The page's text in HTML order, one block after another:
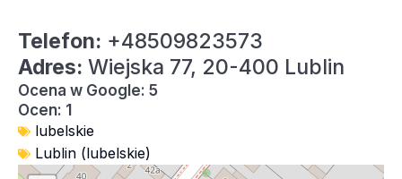
Telefon: +48509823573
Adres: Wiejska 77, 20-400 Lublin
Ocena w Google: 5
Ocen: 1
lubelskie
Lublin (lubelskie)